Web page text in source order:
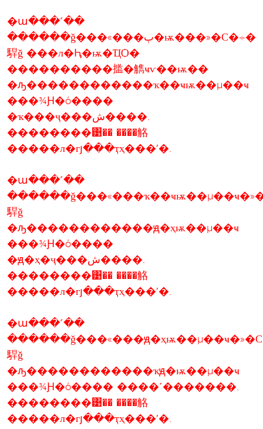
�ա���˹��
������ǧ���«���ٻ�ѭ���»�С�÷�
駻ǧ ���л�Ԧ�ѭ�ҴѺ�
����������㨫�觹ҹѵ��ѭ��
�ԡ������������ҡ��ҹѭ��µ��ҹ
���¾Ԩ�ó����
�ҡ���ҷ���ش����.
��������͹�� ����觡
�����л�гյ���ҭҳ���ʹ�.
�ա���˹��
駻ǧ
�ԡ������������ԭ�ҳѭ��µ��ҹ
���¾Ԩ�ó����
�ԭ�ҳ�ҷ���ش����.
��������͹�� ����觡
�����л�гյ���ҭҳ���ʹ�.
�ա���˹��
駻ǧ
�ԡ������������ҡԭ�ѭ��µ��ҹ
���¾Ԩ�ó���� ����˹�������.
��������͹�� ����觡
�����л�гյ���ҭҳ���ʹ�.